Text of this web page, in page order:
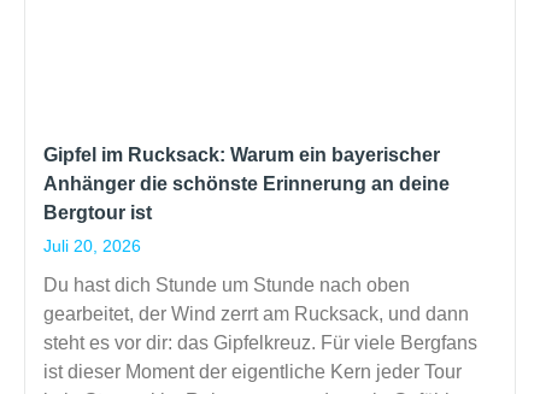
Gipfel im Rucksack: Warum ein bayerischer
Anhänger die schönste Erinnerung an deine
Bergtour ist
Juli 20, 2026
Du hast dich Stunde um Stunde nach oben
gearbeitet, der Wind zerrt am Rucksack, und dann
steht es vor dir: das Gipfelkreuz. Für viele Bergfans
ist dieser Moment der eigentliche Kern jeder Tour